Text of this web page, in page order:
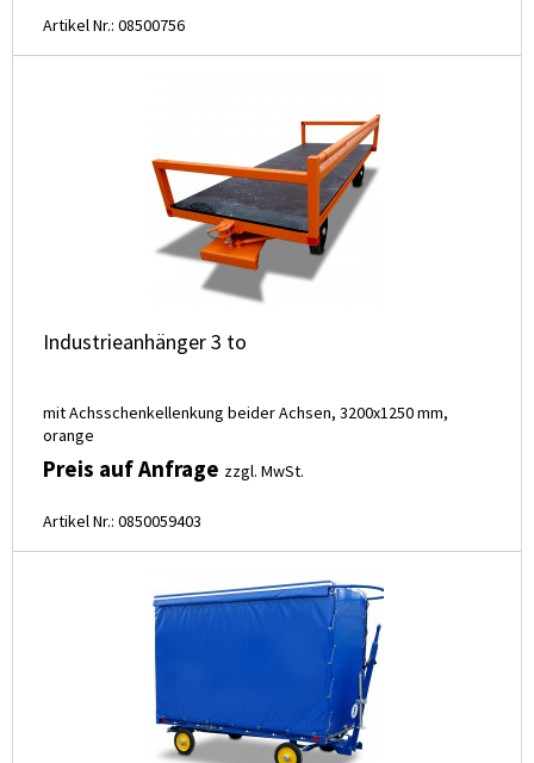
Artikel Nr.: 08500756
Industrieanhänger 3 to
mit Achsschenkellenkung beider Achsen, 3200x1250 mm,
orange
Preis auf Anfrage zzgl. MwSt.
Artikel Nr.: 0850059403